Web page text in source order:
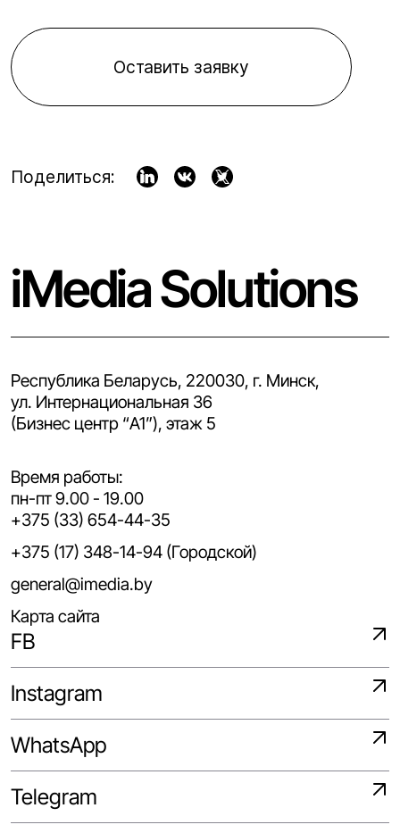
Оставить заявку
Поделиться:
iMedia Solutions
Республика Беларусь, 220030, г. Минск,
ул. Интернациональная 36
(Бизнес центр “A1”), этаж 5
Время работы:
пн-пт 9.00 - 19.00
+375 (33) 654-44-35
+375 (17) 348-14-94 (Городской)
general@imedia.by
Карта сайта
FB
Instagram
WhatsApp
Telegram